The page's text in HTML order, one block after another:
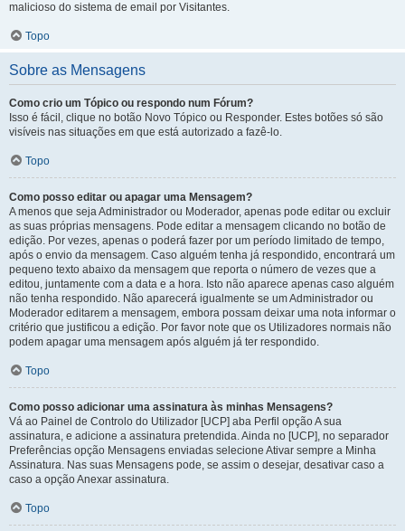
malicioso do sistema de email por Visitantes.
Topo
Sobre as Mensagens
Como crio um Tópico ou respondo num Fórum?
Isso é fácil, clique no botão Novo Tópico ou Responder. Estes botões só são
visíveis nas situações em que está autorizado a fazê-lo.
Topo
Como posso editar ou apagar uma Mensagem?
A menos que seja Administrador ou Moderador, apenas pode editar ou excluir
as suas próprias mensagens. Pode editar a mensagem clicando no botão de
edição. Por vezes, apenas o poderá fazer por um período limitado de tempo,
após o envio da mensagem. Caso alguém tenha já respondido, encontrará um
pequeno texto abaixo da mensagem que reporta o número de vezes que a
editou, juntamente com a data e a hora. Isto não aparece apenas caso alguém
não tenha respondido. Não aparecerá igualmente se um Administrador ou
Moderador editarem a mensagem, embora possam deixar uma nota informar o
critério que justificou a edição. Por favor note que os Utilizadores normais não
podem apagar uma mensagem após alguém já ter respondido.
Topo
Como posso adicionar uma assinatura às minhas Mensagens?
Vá ao Painel de Controlo do Utilizador [UCP] aba Perfil opção A sua
assinatura, e adicione a assinatura pretendida. Ainda no [UCP], no separador
Preferências opção Mensagens enviadas selecione Ativar sempre a Minha
Assinatura. Nas suas Mensagens pode, se assim o desejar, desativar caso a
caso a opção Anexar assinatura.
Topo